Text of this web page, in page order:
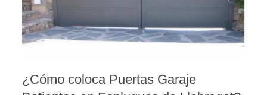
¿Cómo coloca Puertas Garaje